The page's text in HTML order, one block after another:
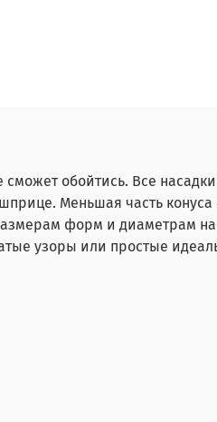
обойтись. Все
Меньшая часть
форм и диаметрам
узоры или простые